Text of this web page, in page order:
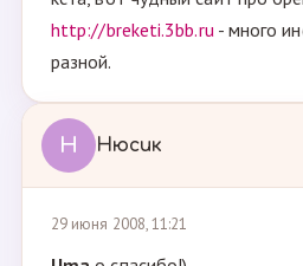
http://breketi.3bb.ru- много
разной.
Н Нюсик
29 июня 2008, 11:21